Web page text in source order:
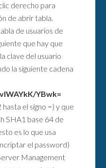
derecho para
de abrir tabla.
de usuarios de
que hay que
clave del usuario
la siguiente cadena
YBwk=
el signo =) y que
SHA1 base 64 de
es lo que usa
el password)
Management